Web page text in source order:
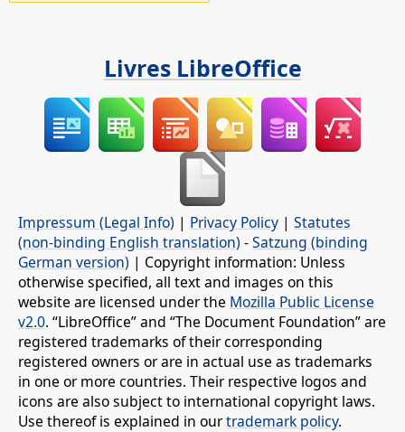
Livres LibreOffice
Impressum (Legal Info) | Privacy Policy | Statutes
(non-binding English translation) -Satzung (binding
German version) | Copyright information: Unless
otherwise specified, all text and images on this
website are licensed under the Mozilla Public License
v2.0. “LibreOffice” and “The Document Foundation” are
registered trademarks of their corresponding
registered owners or are in actual use as trademarks
in one or more countries. Their respective logos and
icons are also subject to international copyright laws.
Use thereof is explained in ourtrademark policy.